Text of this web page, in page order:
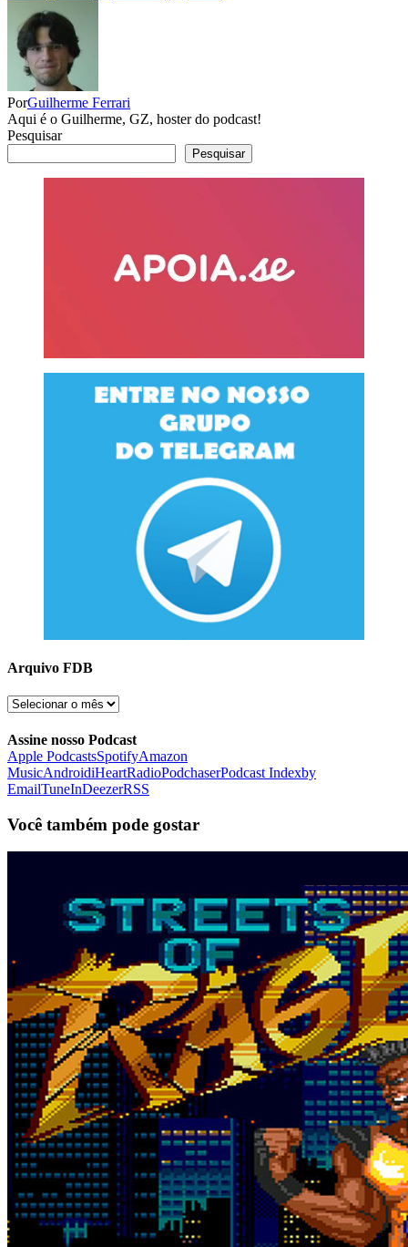
PorGuilherme Ferrari
Aqui é o Guilherme, GZ, hoster do podcast!
Pesquisar
Pesquisar
Arquivo FDB
Arquivo
Assine nosso Podcast
Apple PodcastsSpotifyAmazon
MusicAndroidiHeartRadioPodchaserPodcast Indexby
EmailTuneInDeezerRSS
Você também pode gostar